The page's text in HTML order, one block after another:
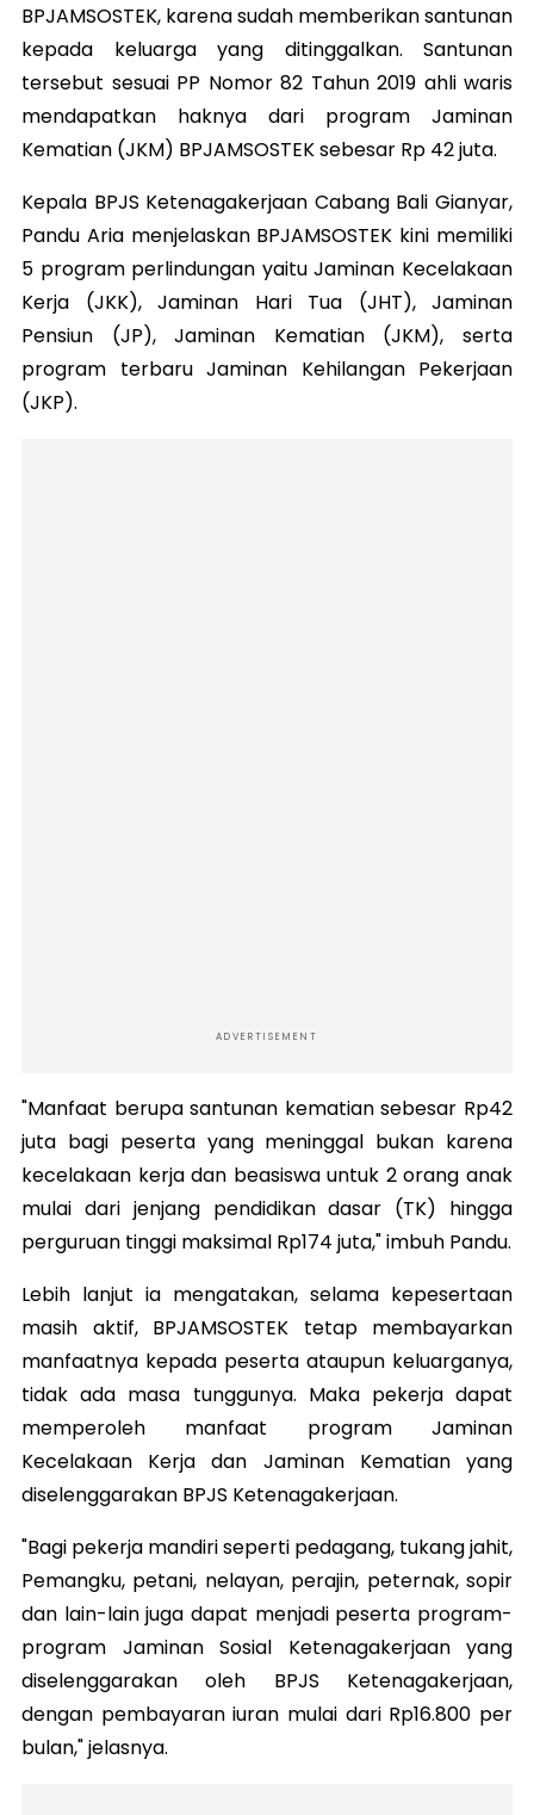
BPJAMSOSTEK, karena sudah memberikan santunan
kepada keluarga yang ditinggalkan. Santunan
tersebut sesuai PP Nomor 82 Tahun 2019 ahli waris
mendapatkan haknya dari program Jaminan
Kematian (JKM) BPJAMSOSTEK sebesar Rp 42 juta.
Kepala BPJS Ketenagakerjaan Cabang Bali Gianyar,
Pandu Aria menjelaskan BPJAMSOSTEK kini memiliki
5 program perlindungan yaitu Jaminan Kecelakaan
Kerja (JKK), Jaminan Hari Tua (JHT), Jaminan
Pensiun (JP), Jaminan Kematian (JKM), serta
program terbaru Jaminan Kehilangan Pekerjaan
(JKP).
ADVERTISEMENT
"Manfaat berupa santunan kematian sebesar Rp42
juta bagi peserta yang meninggal bukan karena
kecelakaan kerja dan beasiswa untuk 2 orang anak
mulai dari jenjang pendidikan dasar (TK) hingga
perguruan tinggi maksimal Rp174 juta," imbuh Pandu.
Lebih lanjut ia mengatakan, selama kepesertaan
masih aktif, BPJAMSOSTEK tetap membayarkan
manfaatnya kepada peserta ataupun keluarganya,
tidak ada masa tunggunya. Maka pekerja dapat
memperoleh manfaat program Jaminan
Kecelakaan Kerja dan Jaminan Kematian yang
diselenggarakan BPJS Ketenagakerjaan.
"Bagi pekerja mandiri seperti pedagang, tukang jahit,
Pemangku, petani, nelayan, perajin, peternak, sopir
dan lain-lain juga dapat menjadi peserta program-
program Jaminan Sosial Ketenagakerjaan yang
diselenggarakan oleh BPJS Ketenagakerjaan,
dengan pembayaran iuran mulai dari Rp16.800 per
bulan," jelasnya.